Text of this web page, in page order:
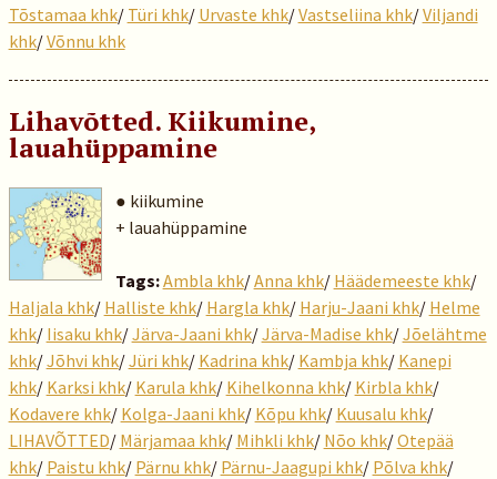
Tõstamaa khk/ Türi khk/ Urvaste khk/Vastseliina khk/Viljandi
khk/Võnnu khk
Lihavõtted. Kiikumine,
lauahüppamine
● kiikumine
+ lauahüppamine
Tags:Ambla khk/Anna khk/ Häädemeeste khk/
Haljala khk/ Halliste khk/ Hargla khk/ Harju-Jaani khk/ Helme
khk/ Iisaku khk/Järva-Jaani khk/Järva-Madise khk/Jõelähtme
khk/Jõhvi khk/Jüri khk/ Kadrina khk/ Kambja khk/ Kanepi
khk/ Karksi khk/ Karula khk/ Kihelkonna khk/ Kirbla khk/
Kodavere khk/ Kolga-Jaani khk/ Kõpu khk/ Kuusalu khk/
LIHAVÕTTED/ Märjamaa khk/ Mihkli khk/ Nõo khk/Otepää
khk/ Paistu khk/ Pärnu khk/ Pärnu-Jaagupi khk/ Põlva khk/